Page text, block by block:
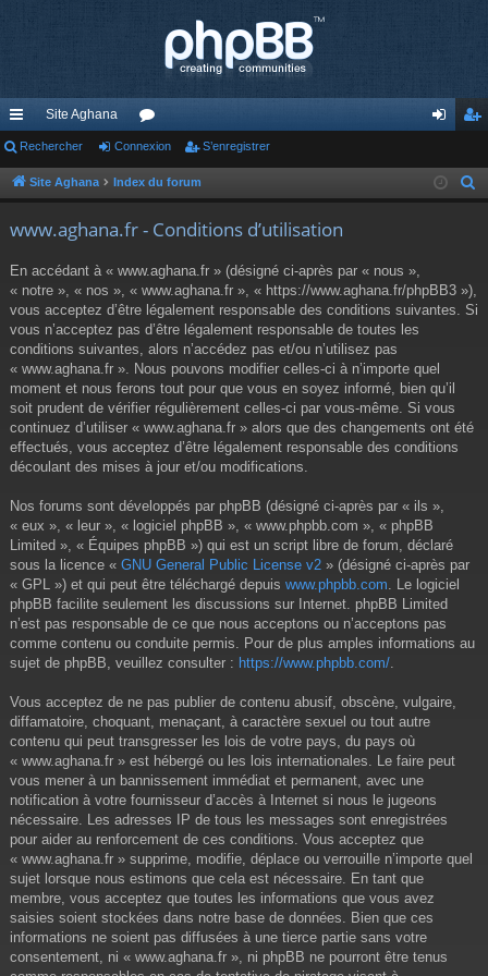
cc
ès
de
Site Aghana
or
u ne nr
r
Rechercher Connexion S’enregistrer
Site Aghana Index du forum
www.aghana.fr - Conditions d’utilisation
En accédant à « www.aghana.fr » (désigné ci-après par « nous »,
« notre », « nos », « www.aghana.fr », « https://www.aghana.fr/phpBB3 »),
vous acceptez d’être légalement responsable des conditions suivantes. Si
vous n’acceptez pas d’être légalement responsable de toutes les
conditions suivantes, alors n’accédez pas et/ou n’utilisez pas
« www.aghana.fr ». Nous pouvons modifier celles-ci à n’importe quel
moment et nous ferons tout pour que vous en soyez informé, bien qu’il
soit prudent de vérifier régulièrement celles-ci par vous-même. Si vous
continuez d’utiliser « www.aghana.fr » alors que des changements ont été
effectués, vous acceptez d’être légalement responsable des conditions
découlant des mises à jour et/ou modifications.
Nos forums sont développés par phpBB (désigné ci-après par « ils »,
« eux », « leur », « logiciel phpBB », « www.phpbb.com », « phpBB
Limited », « Équipes phpBB ») qui est un script libre de forum, déclaré
sous la licence « GNU General Public License v2 » (désigné ci-après par
« GPL ») et qui peut être téléchargé depuis www.phpbb.com . Le logiciel
phpBB facilite seulement les discussions sur Internet. phpBB Limited
n’est pas responsable de ce que nous acceptons ou n’acceptons pas
comme contenu ou conduite permis. Pour de plus amples informations au
sujet de phpBB, veuillez consulter : https://www.phpbb.com/
Vous acceptez de ne pas publier de contenu abusif, obscène, vulgaire,
diffamatoire, choquant, menaçant, à caractère sexuel ou tout autre
contenu qui peut transgresser les lois de votre pays, du pays où
« www.aghana.fr » est hébergé ou les lois internationales. Le faire peut
vous mener à un bannissement immédiat et permanent, avec une
notification à votre fournisseur d’accès à Internet si nous le jugeons
nécessaire. Les adresses IP de tous les messages sont enregistrées
pour aider au renforcement de ces conditions. Vous acceptez que
« www.aghana.fr » supprime, modifie, déplace ou verrouille n’importe quel
sujet lorsque nous estimons que cela est nécessaire. En tant que
membre, vous acceptez que toutes les informations que vous avez
saisies soient stockées dans notre base de données. Bien que ces
informations ne soient pas diffusées à une tierce partie sans votre
consentement, ni « www.aghana.fr », ni phpBB ne pourront être tenus